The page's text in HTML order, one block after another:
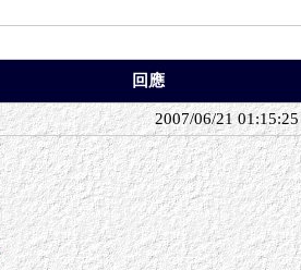
回應
2007/06/21 01:15:25